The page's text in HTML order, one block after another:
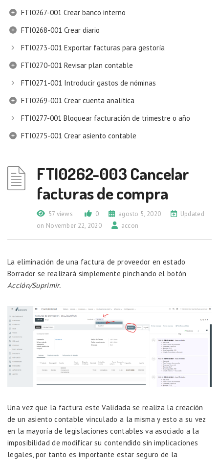
FTI0267-001 Crear banco interno
FTI0268-001 Crear diario
FTI0273-001 Exportar facturas para gestoría
FTI0270-001 Revisar plan contable
FTI0271-001 Introducir gastos de nóminas
FTI0269-001 Crear cuenta analítica
FTI0277-001 Bloquear facturación de trimestre o año
FTI0275-001 Crear asiento contable
FTI0262-003 Cancelar
facturas de compra
57 views 0 agosto 5, 2020
Updated
on November 22, 2020
accon
La eliminación de una factura de proveedor en estado
Borrador se realizará simplemente pinchando el botón
Acción/Suprimir.
Una vez que la factura este Validada se realiza la creación
de un asiento contable vinculado a la misma y esto a su vez
en la mayoría de legislaciones contables va asociado a la
imposibilidad de modificar su contendido sin implicaciones
legales, por tanto es importante estar seguro de la